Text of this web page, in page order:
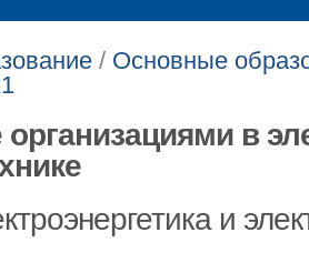
/ Основные
в
и